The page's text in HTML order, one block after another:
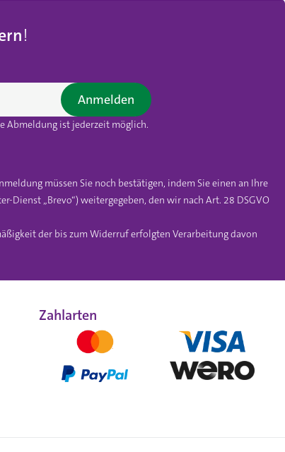
!
Abmeldung ist jederzeit möglich.
Anmelden
müssen Sie noch bestätigen, indem Sie einen an Ihre
Dienst „Brevo“) weitergegeben, den wir nach Art. 28 DSGVO
der bis zum Widerruf erfolgten Verarbeitung davon
Zahlarten